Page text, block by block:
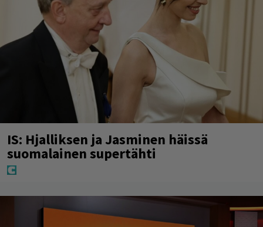
IS: Hjalliksen ja Jasminen häissä
suomalainen supertähti